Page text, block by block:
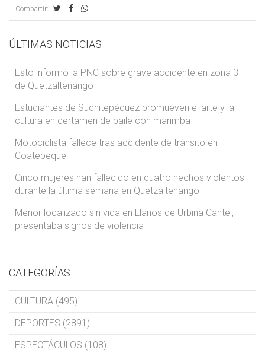
Compartir:
ÚLTIMAS NOTICIAS
Esto informó la PNC sobre grave accidente en zona 3
de Quetzaltenango
Estudiantes de Suchitepéquez promueven el arte y la
cultura en certamen de baile con marimba
Motociclista fallece tras accidente de tránsito en
Coatepeque
Cinco mujeres han fallecido en cuatro hechos violentos
durante la última semana en Quetzaltenango
Menor localizado sin vida en Llanos de Urbina Cantel,
presentaba signos de violencia
CATEGORÍAS
CULTURA (495)
DEPORTES (2891)
ESPECTÁCULOS (108)